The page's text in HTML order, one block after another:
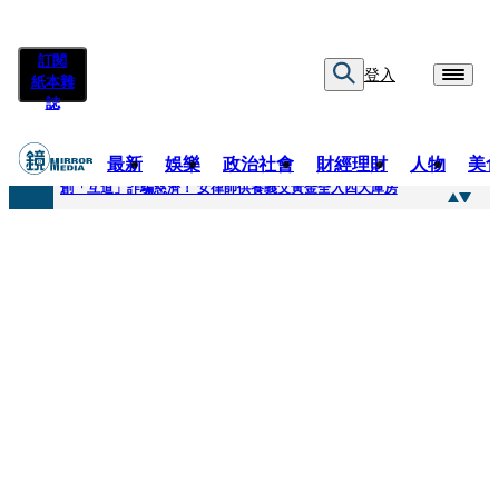
訂閱
紙本雜
誌
登入
最新 娛樂 政治社會 財經理財 人物 美
快訊
創「互道」詐騙慈濟！ 女律師供養義父黃金全入四大庫房